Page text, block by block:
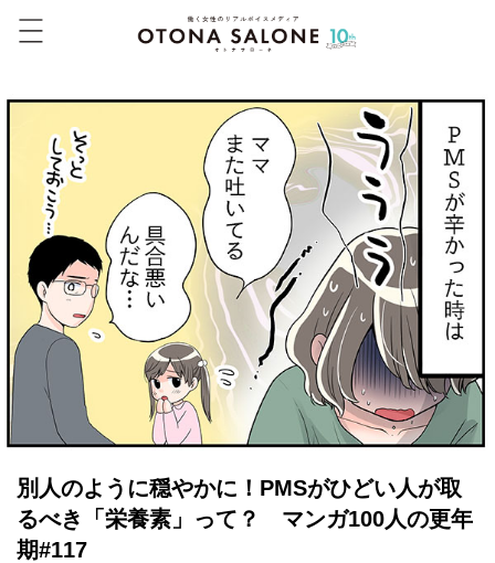
別人のように穏やかに！PMSがひどい人が取
るべき「栄養素」って？ マンガ100人の更年
期#117